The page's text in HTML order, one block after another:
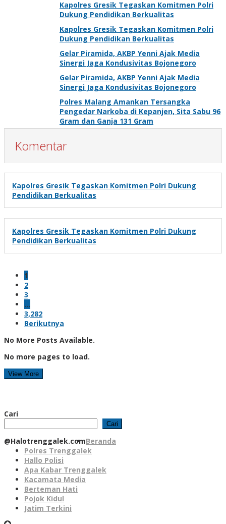
Kapolres Gresik Tegaskan Komitmen Polri
Dukung Pendidikan Berkualitas
Kapolres Gresik Tegaskan Komitmen Polri
Dukung Pendidikan Berkualitas
Gelar Piramida, AKBP Yenni Ajak Media
Sinergi Jaga Kondusivitas Bojonegoro
Gelar Piramida, AKBP Yenni Ajak Media
Sinergi Jaga Kondusivitas Bojonegoro
Polres Malang Amankan Tersangka
Pengedar Narkoba di Kepanjen, Sita Sabu 96
Gram dan Ganja 131 Gram
Komentar
Kapolres Gresik Tegaskan Komitmen Polri Dukung
Pendidikan Berkualitas
Kapolres Gresik Tegaskan Komitmen Polri Dukung
Pendidikan Berkualitas
1
2
3
…
3,282
Berikutnya
No More Posts Available.
No more pages to load.
View More
Cari
Cari
@Halotrenggalek.comBeranda
Polres Trenggalek
Hallo Polisi
Apa Kabar Trenggalek
Kacamata Media
Berteman Hati
Pojok Kidul
Jatim Terkini